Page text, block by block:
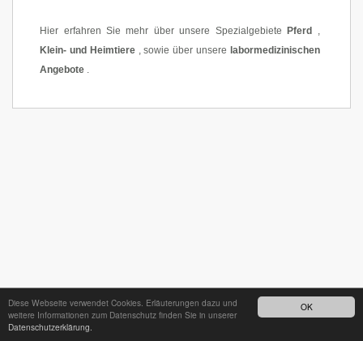
OK
Diese Webseite verwendet Cookies. Erläuterungen dazu und
weitere Informationen zum Datenschutz finden Sie in unserer
Datenschutzerklärung.
Hier erfahren Sie mehr über unsere Spezialgebiete Pferd ,
Klein- und Heimtiere, sowie über unsere labormedizinischen
Angebote .
24h - Bereitschaftsdienst unter